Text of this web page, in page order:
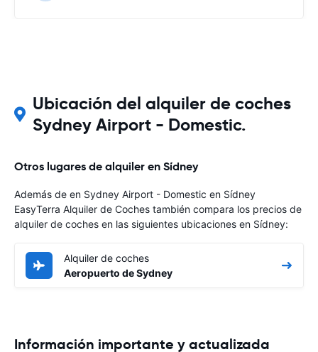
Ubicación del alquiler de coches
Sydney Airport - Domestic.
Otros lugares de alquiler en Sídney
Además de en Sydney Airport - Domestic en Sídney
EasyTerra Alquiler de Coches también compara los precios de
alquiler de coches en las siguientes ubicaciones en Sídney:
Alquiler de coches
Aeropuerto de Sydney
Información importante y actualizada